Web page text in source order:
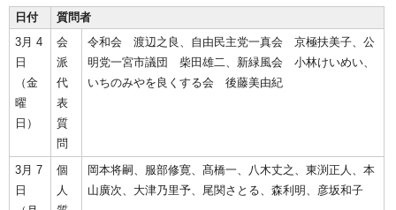
日付
質問者
3月 4
日
（金
曜
日）
会
派
代
表
質
問
令和会 渡辺之良、自由民主党一真会 京極扶美子、公
明党一宮市議団 柴田雄二、新緑風会 小林けいめい、
いちのみやを良くする会 後藤美由紀
3月 7
日
個
人
岡本将嗣、服部修寛、髙橋一、八木丈之、東渕正人、本
山廣次、大津乃里予、尾関さとる、森利明、彦坂和子